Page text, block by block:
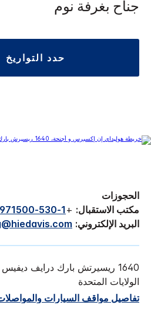
جناح بغرفة نوم
حدد التواريخ
الحجوزات
مكتب الاستقبال: +
1-530-2971500
البريد الإلكتروني:
الولايات المتحدة
تفاصيل مواقف السيارات